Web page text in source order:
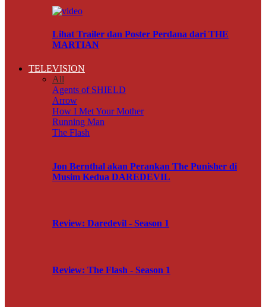
Lihat Trailer dan Poster Perdana dari THE
MARTIAN
TELEVISION
All
Agents of SHIELD
Arrow
How I Met Your Mother
Running Man
The Flash
Jon Bernthal akan Perankan The Punisher di
Musim Kedua DAREDEVIL
Review: Daredevil - Season 1
Review: The Flash - Season 1